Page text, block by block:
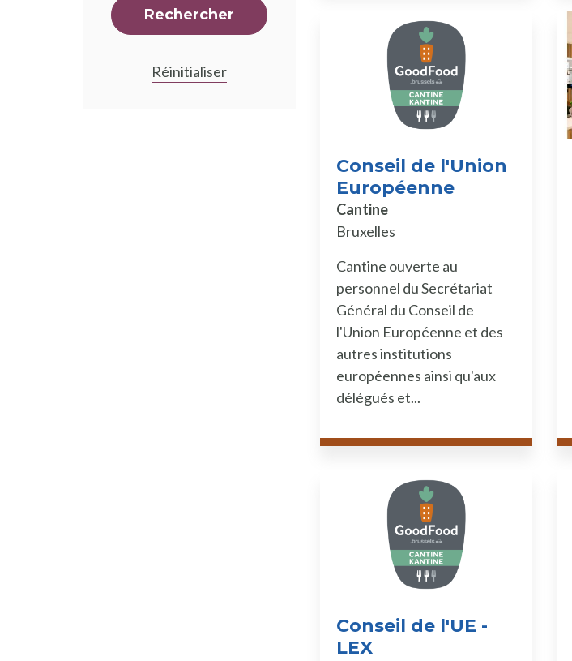
Rechercher
Réinitialiser
Conseil de l'Union
Européenne
Cantine
Bruxelles
Cantine ouverte au
personnel du Secrétariat
Général du Conseil de
l'Union Européenne et des
autres institutions
européennes ainsi qu'aux
délégués et...
Conseil de l'UE -
LEX